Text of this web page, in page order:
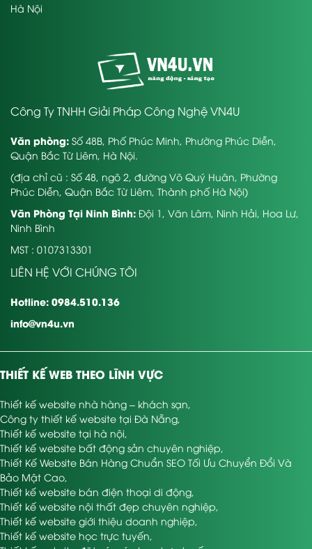
Hà Nội
Công Ty TNHH Giải Pháp Công Nghệ VN4U
Văn phòng: Số 48B, Phố Phúc Minh, Phường Phúc Diễn,
Quận Bắc Từ Liêm, Hà Nội.
(địa chỉ cũ : Số 48, ngõ 2, đường Võ Quý Huân, Phường
Phúc Diễn, Quận Bắc Từ Liêm, Thành phố Hà Nội)
Văn Phòng Tại Ninh Bình: Đội 1, Văn Lâm, Ninh Hải, Hoa Lư,
Ninh Bình
MST : 0107313301
LIÊN HỆ VỚI CHÚNG TÔI
Hotline: 0984.510.136
info@vn4u.vn
THIẾT KẾ WEB THEO LĨNH VỰC
Thiết kế website nhà hàng – khách sạn,
Công ty thiết kế website tại Đà Nẵng,
Thiết kế website tại hà nội,
Thiết kế website bất động sản chuyên nghiệp,
Thiết Kế Website Bán Hàng Chuẩn SEO Tối Ưu Chuyển Đổi Và
Bảo Mật Cao,
Thiết kế website bán điện thoại di động,
Thiết kế website nội thất đẹp chuyên nghiệp,
Thiết kế website giới thiệu doanh nghiệp,
Thiết kế website học trực tuyến,